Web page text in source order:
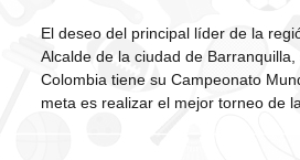
El deseo del principal líder de la
Alcalde de la ciudad de
Colombia tiene su Campeonato
meta es realizar el mejor torneo de